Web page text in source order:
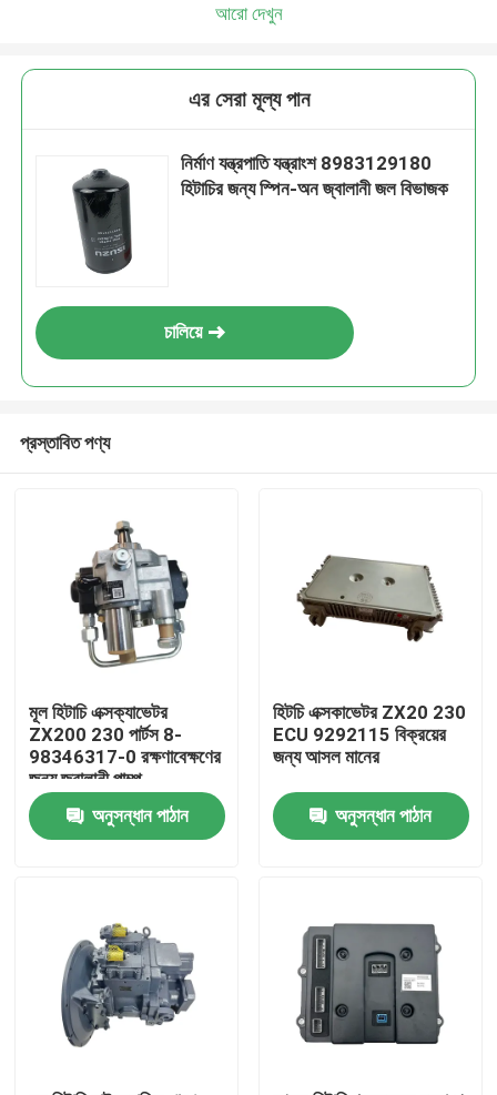
পণ্য
আমাদের সম্পর্কে
আরো দেখুন
এর সেরা মূল্য পান
নির্মাণ যন্ত্রপাতি যন্ত্রাংশ 8983129180
হিটাচির জন্য স্পিন-অন জ্বালানী জল বিভাজক
চালিয়ে
প্রস্তাবিত পণ্য
মূল হিটাচি এক্সক্যাভেটর
ZX200 230 পার্টস 8-
98346317-0 রক্ষণাবেক্ষণের
জন্য জ্বালানী পাম্প
অনুসন্ধান পাঠান
হিটচি এক্সকাভেটর ZX20 230
ECU 9292115 বিক্রয়ের
জন্য আসল মানের
অনুসন্ধান পাঠান